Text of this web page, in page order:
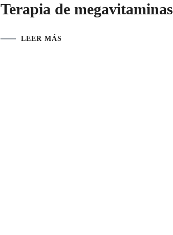
Terapia de megavitaminas
LEER MÁS